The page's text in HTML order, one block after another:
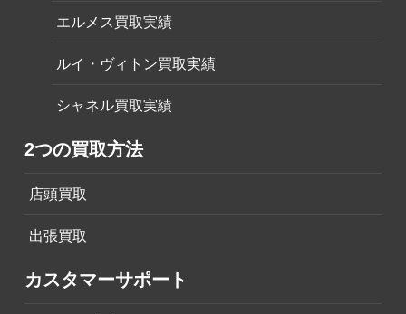
エルメス買取実績
ルイ・ヴィトン買取実績
シャネル買取実績
2つの買取方法
店頭買取
出張買取
カスタマーサポート